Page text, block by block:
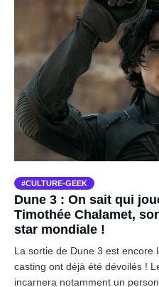
CULTURE-GEEK
Dune 3 : On sait qui
Timothée Chalamet,
star mondiale !
La sortie de Dune 3 est encore
casting ont déjà été dévoilés !
incarnera notamment un